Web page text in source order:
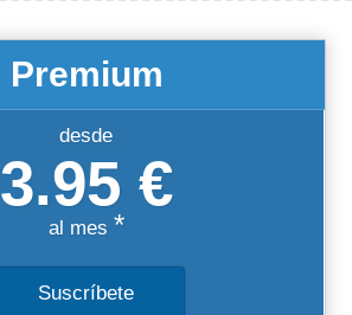
Premium
desde
3.95 €
al mes *
Suscríbete